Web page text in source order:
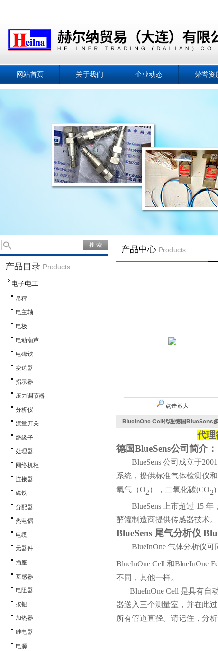
网站首页 关于我们 企业动态 荣誉资
产品目录 Products
电子电工
吊秤
电主轴
电极
电动葫芦
电磁铁
变送器
指示器
压力调节器
分析仪
流量开关
绝缘子
处理器
网络机柜
连接器
磁铁
分配器
热电偶
电缆
元器件
插座
互感器
电阻器
按钮
加热器
继电器
电源
产品中心 Products
点击放大
BlueInOne Cell代理德国BlueSens
代理
德国BlueSens公司简介：
BlueSens 公司 成立于
系统，提供标准气体检测仪
氧气（O2），二氧化碳(CO2)
BlueSens 上市超过 15
酵罐制造商提供传感器技术。
BlueSens 尾气分析仪
BlueInOne 气体分析仪
BlueInOne Cell 和BlueInOne
不同，其他一样。
BlueInOne Cell 是具有自
器送入三个测量室，并在此
所有管道直径。请记住，分